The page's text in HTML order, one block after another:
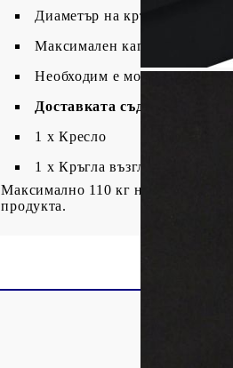
Диаметър на кръглата
Максимален капацитет на
Необходим е монтаж
Доставката съдържа:
1 х Кресло
1 х Кръгла възглавница
Максимално 110 кг на седалка.
продукта.